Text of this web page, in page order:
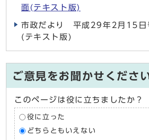
面(テキスト版)
市政だより 平成29年2月15
(テキスト版)
ご意見をお聞かせくださ
このページは役に立ちましたか？
役に立った
どちらともいえない